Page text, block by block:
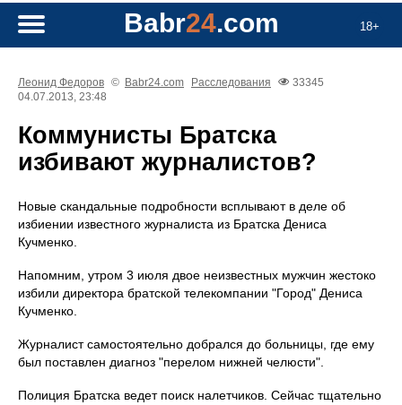
18+
Babr24.com
Леонид Федоров © Babr24.com Расследования
33345
04.07.2013, 23:48
Коммунисты Братска
избивают журналистов?
Новые скандальные подробности всплывают в деле об
избиении известного журналиста из Братска Дениса
Кучменко.
Напомним, утром 3 июля двое неизвестных мужчин жестоко
избили директора братской телекомпании "Город" Дениса
Кучменко.
Журналист самостоятельно добрался до больницы, где ему
был поставлен диагноз "перелом нижней челюсти".
Полиция Братска ведет поиск налетчиков. Сейчас тщательно